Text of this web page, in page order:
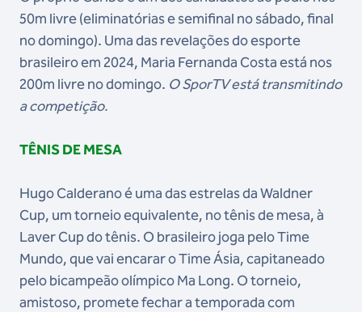
50m livre (eliminatórias e semifinal no sábado, final
no domingo). Uma das revelações do esporte
brasileiro em 2024, Maria Fernanda Costa está nos
200m livre no domingo. O SporTV está transmitindo
a competição.
TÊNIS DE MESA
Hugo Calderano é uma das estrelas da Waldner
Cup, um torneio equivalente, no tênis de mesa, à
Laver Cup do tênis. O brasileiro joga pelo Time
Mundo, que vai encarar o Time Ásia, capitaneado
pelo bicampeão olímpico Ma Long. O torneio,
amistoso, promete fechar a temporada com